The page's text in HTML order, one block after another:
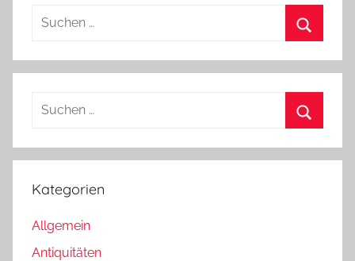
Suchen
Suchen
Kategorien
Allgemein
Antiquitäten